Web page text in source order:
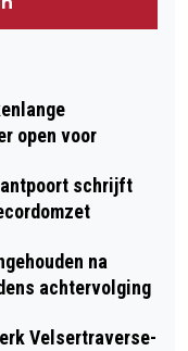
open voor
schrijft
na
achtervolging
Velsertraverse-